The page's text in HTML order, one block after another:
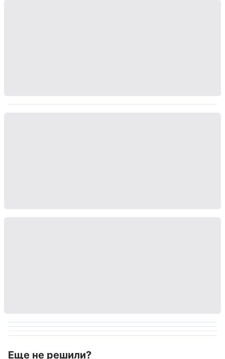
Еще не решили?